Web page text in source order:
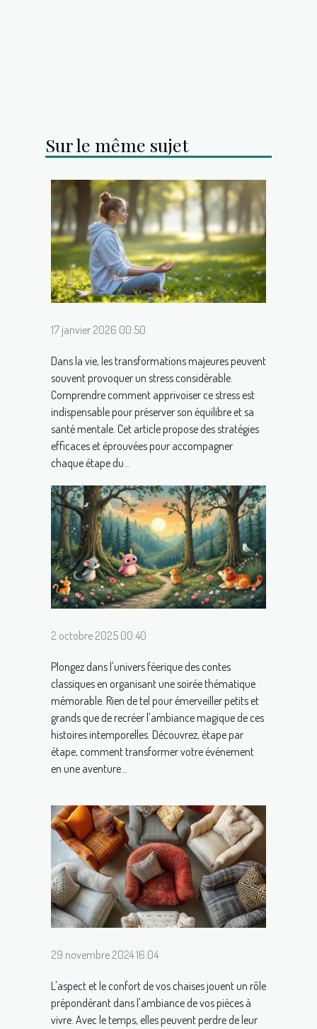
Sur le même sujet
17 janvier 2026 00:50
Dans la vie, les transformations majeures peuvent
souvent provoquer un stress considérable.
Comprendre comment apprivoiser ce stress est
indispensable pour préserver son équilibre et sa
santé mentale. Cet article propose des stratégies
efficaces et éprouvées pour accompagner
chaque étape du...
2 octobre 2025 00:40
Plongez dans l'univers féerique des contes
classiques en organisant une soirée thématique
mémorable. Rien de tel pour émerveiller petits et
grands que de recréer l'ambiance magique de ces
histoires intemporelles. Découvrez, étape par
étape, comment transformer votre événement
en une aventure...
29 novembre 2024 16:04
L'aspect et le confort de vos chaises jouent un rôle
prépondérant dans l'ambiance de vos pièces à
vivre. Avec le temps, elles peuvent perdre de leur